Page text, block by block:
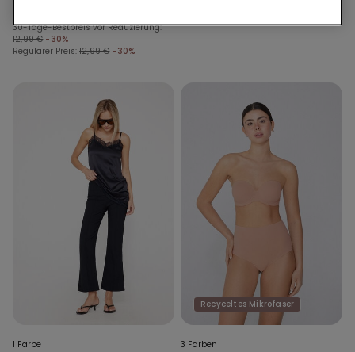
30-Tage-Bestpreis vor Reduzierung:
12,99 € -30%
Regulärer Preis: 12,99 € -30%
1 Farbe
Recyceltes Mikrofaser
3 Farben